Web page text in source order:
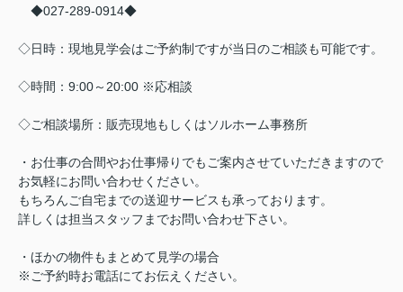
◆027-289-0914◆
◇日時：現地見学会はご予約制ですが当日のご相談も可能です。
◇時間：9:00～20:00 ※応相談
◇ご相談場所：販売現地もしくはソルホーム事務所
・お仕事の合間やお仕事帰りでもご案内させていただきますので
お気軽にお問い合わせください。
もちろんご自宅までの送迎サービスも承っております。
詳しくは担当スタッフまでお問い合わせ下さい。
・ほかの物件もまとめて見学の場合
※ご予約時お電話にてお伝えください。